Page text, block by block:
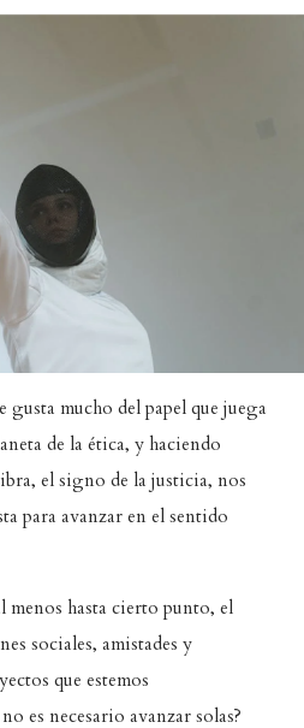
mucho del papel que juega
de la ética, y haciendo
el signo de la justicia, nos
para avanzar en el sentido
hasta cierto punto, el
sociales, amistades y
que estemos
es necesario avanzar solas?